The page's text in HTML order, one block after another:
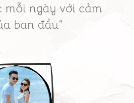
mỗi ngày với cảm
ban đầu”